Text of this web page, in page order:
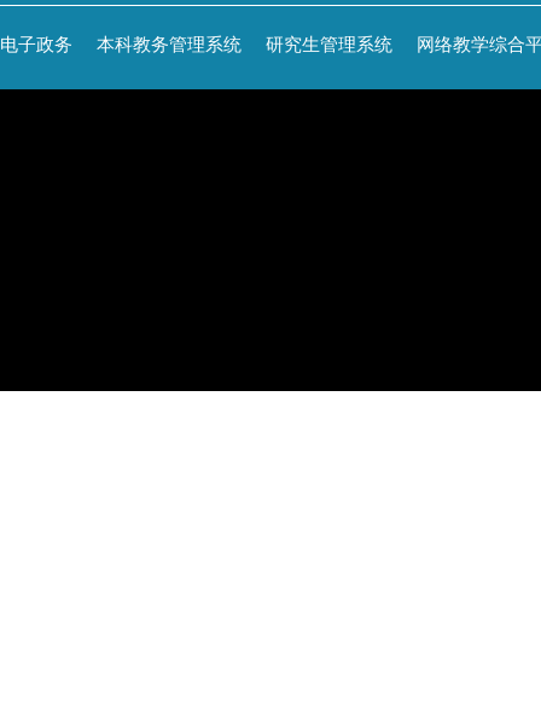
电子政务 本科教务管理系统 研究生管理系统 网络教学综合